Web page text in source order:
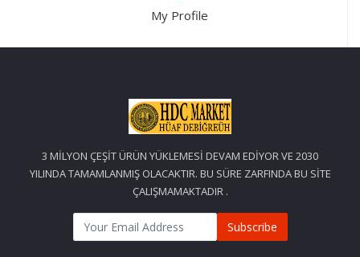
My Profile
3 MİLYON ÇEŞİT ÜRÜN YÜKLEMESİ DEVAM EDİYOR VE 2030
YILINDA TAMAMLANMIŞ OLACAKTIR. BU SÜRE ZARFINDA BU SİTE
ÇALIŞMAMAKTADIR .
Subscribe